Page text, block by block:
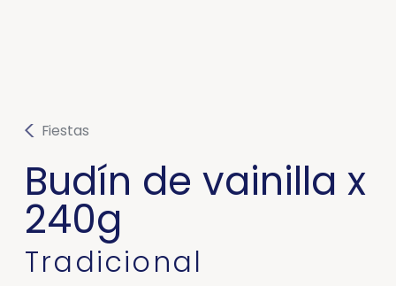
Fiestas
Budín de vainilla x
240g
Tradicional